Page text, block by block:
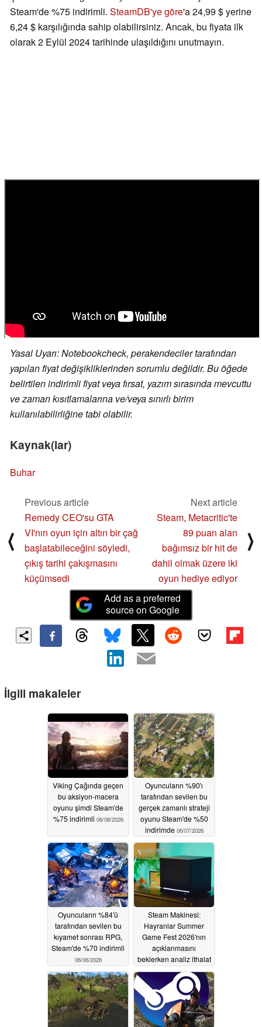
Steam'de %75 indirimli. SteamDB'ye göre'a 24,99 $ yerine
6,24 $ karşılığında sahip olabilirsiniz. Ancak, bu fiyata ilk
olarak 2 Eylül 2024 tarihinde ulaşıldığını unutmayın.
Yasal Uyarı: Notebookcheck, perakendeciler tarafından
yapılan fiyat değişikliklerinden sorumlu değildir. Bu öğede
belirtilen indirimli fiyat veya fırsat, yazım sırasında mevcuttu
ve zaman kısıtlamalarına ve/veya sınırlı birim
kullanılabilirliğine tabi olabilir.
Kaynak(lar)
Buhar
⟨
Previous article
Remedy CEO'su GTA
VI'nın oyun için altın bir çağ
başlatabileceğini söyledi,
çıkış tarihi çakışmasını
küçümsedi
Next article
Steam, Metacritic'te
89 puan alan
bağımsız bir hit de
dahil olmak üzere iki
oyun hediye ediyor
⟩
Add as a preferred
source on Google
İlgili makaleler
Viking Çağında geçen
bu aksiyon-macera
oyunu şimdi Steam'de
%75 indirimli 06/08/2026
Oyuncuların %90'ı
tarafından sevilen bu
gerçek zamanlı strateji
oyunu Steam'de %50
indirimde 06/07/2026
Oyuncuların %84'ü
tarafından sevilen bu
kıyamet sonrası RPG,
Steam'de %70 indirimli
06/06/2026
Steam Makinesi:
Hayranlar Summer
Game Fest 2026'nın
açıklanmasını
beklerken analiz ithalat
modelini gösteriyor
06/04/2026